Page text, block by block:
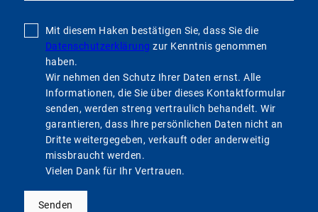
Mit diesem Haken bestätigen Sie, dass Sie die
Datenschutzerklärung zur Kenntnis genommen
haben.
Wir nehmen den Schutz Ihrer Daten ernst. Alle
Informationen, die Sie über dieses Kontaktformular
senden, werden streng vertraulich behandelt. Wir
garantieren, dass Ihre persönlichen Daten nicht an
Dritte weitergegeben, verkauft oder anderweitig
missbraucht werden.
Vielen Dank für Ihr Vertrauen.
Senden